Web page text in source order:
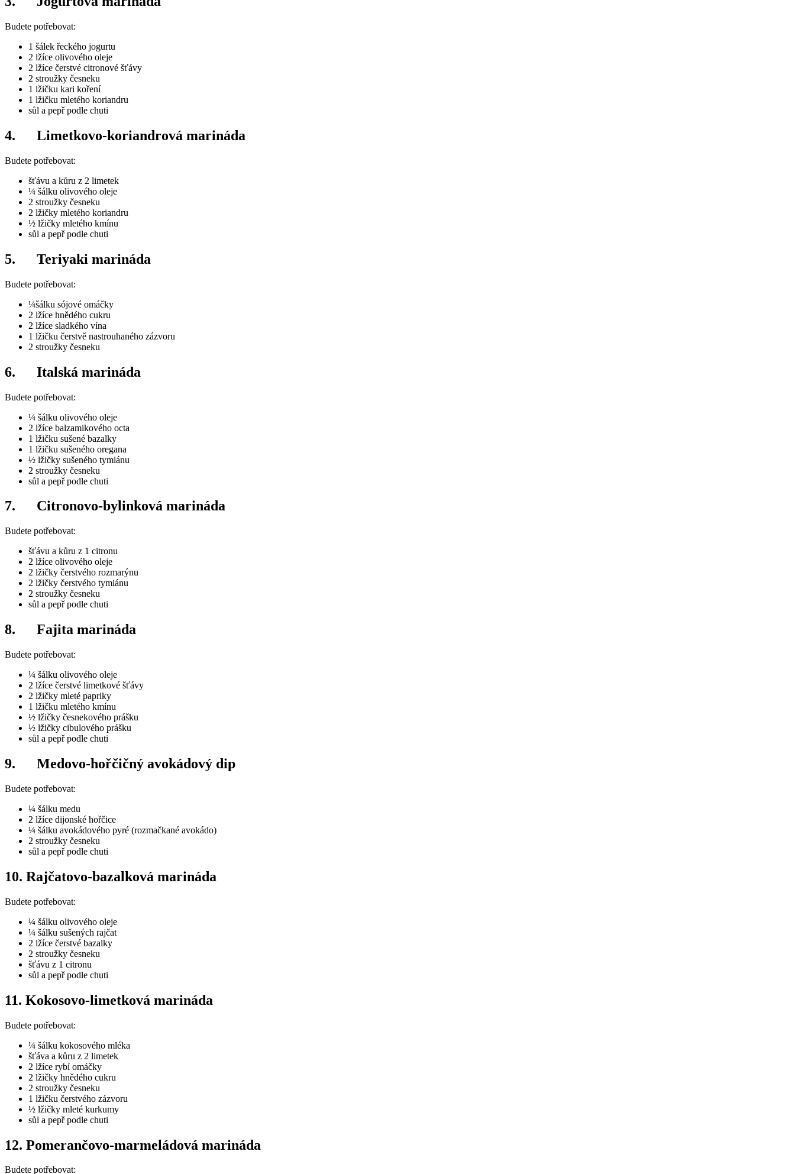
Budete potřebovat:
1 šálek řeckého jogurtu
2 lžíce olivového oleje
2 lžíce čerstvé citronové šťávy
2 stroužky česneku
1 lžičku kari koření
1 lžičku mletého koriandru
sůl a pepř podle chuti
4. Limetkovo-koriandrová marináda
Budete potřebovat:
šťávu a kůru z 2 limetek
¼ šálku olivového oleje
2 stroužky česneku
2 lžičky mletého koriandru
½ lžičky mletého kmínu
sůl a pepř podle chuti
5. Teriyaki marináda
Budete potřebovat:
¼šálku sójové omáčky
2 lžíce hnědého cukru
2 lžíce sladkého vína
1 lžičku čerstvě nastrouhaného zázvoru
2 stroužky česneku
6. Italská marináda
Budete potřebovat:
¼ šálku olivového oleje
2 lžíce balzamikového octa
1 lžičku sušené bazalky
1 lžičku sušeného oregana
½ lžičky sušeného tymiánu
2 stroužky česneku
sůl a pepř podle chuti
7. Citronovo-bylinková marináda
Budete potřebovat:
šťávu a kůru z 1 citronu
2 lžíce olivového oleje
2 lžičky čerstvého rozmarýnu
2 lžičky čerstvého tymiánu
2 stroužky česneku
sůl a pepř podle chuti
8. Fajita marináda
Budete potřebovat:
¼ šálku olivového oleje
2 lžíce čerstvé limetkové šťávy
2 lžičky mleté papriky
1 lžičku mletého kmínu
½ lžičky česnekového prášku
½ lžičky cibulového prášku
sůl a pepř podle chuti
9. Medovo-hořčičný avokádový dip
Budete potřebovat:
¼ šálku medu
2 lžíce dijonské hořčice
¼ šálku avokádového pyré (rozmačkané avokádo)
2 stroužky česneku
sůl a pepř podle chuti
10. Rajčatovo-bazalková marináda
Budete potřebovat:
¼ šálku olivového oleje
¼ šálku sušených rajčat
2 lžíce čerstvé bazalky
2 stroužky česneku
šťávu z 1 citronu
sůl a pepř podle chuti
11. Kokosovo-limetková marináda
Budete potřebovat:
¼ šálku kokosového mléka
šťáva a kůru z 2 limetek
2 lžíce rybí omáčky
2 lžičky hnědého cukru
2 stroužky česneku
1 lžičku čerstvého zázvoru
½ lžičky mleté kurkumy
sůl a pepř podle chuti
12. Pomerančovo-marmeládová marináda
Budete potřebovat: